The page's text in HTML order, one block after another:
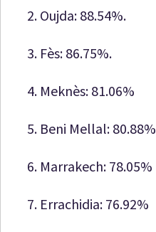
Oujda: 88.54%.
Fès: 86.75%.
Meknès: 81.06%
Beni Mellal: 80.88%
Marrakech: 78.05%
Errachidia: 76.92%